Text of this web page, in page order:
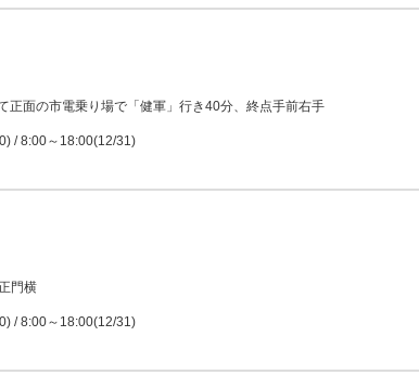
面の市電乗り場で「健軍」行き40分、終点手前右手
/ 8:00～18:00(12/31)
門横
/ 8:00～18:00(12/31)